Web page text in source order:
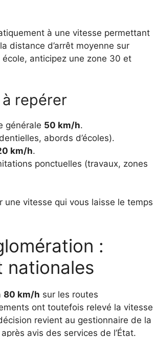
à une vitesse permettant
distance d’arrêt moyenne sur
école, anticipez une zone 30 et
repérer
générale 50 km/h.
abords d’écoles).
km/h.
ponctuelles (travaux, zones
une vitesse qui vous laisse le temps
:
nationales
80 km/h sur les routes
ont toutefois relevé la vitesse
revient au gestionnaire de la
avis des services de l’État.